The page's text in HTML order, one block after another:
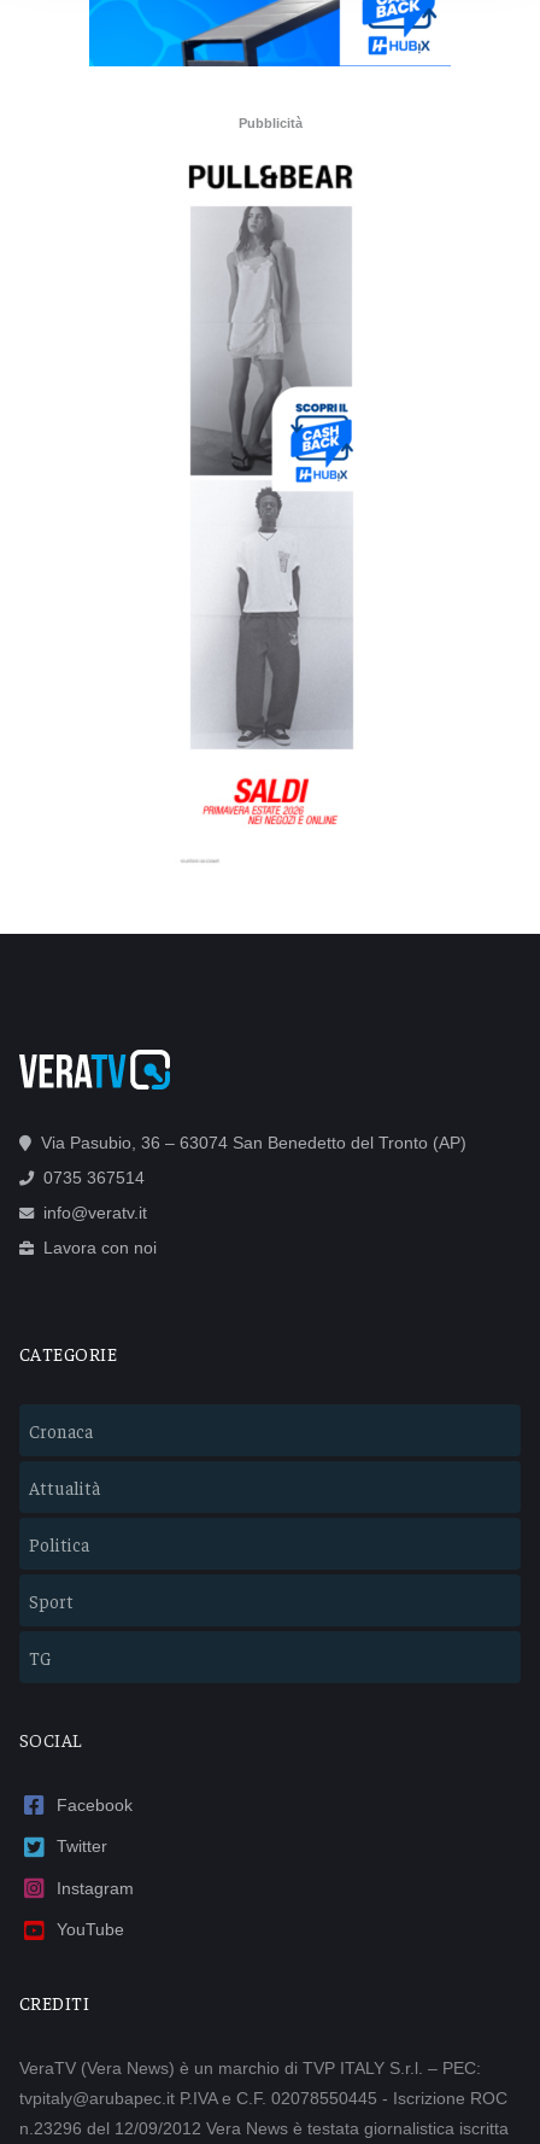
Pubblicità
Via Pasubio, 36 – 63074 San Benedetto del Tronto (AP)
0735 367514
info@veratv.it
Lavora con noi
CATEGORIE
Cronaca
Attualità
Politica
Sport
TG
SOCIAL
Facebook
Twitter
Instagram
YouTube
CREDITI
VeraTV (Vera News) è un marchio di TVP ITALY S.r.l. – PEC:
tvpitaly@arubapec.it P.IVA e C.F. 02078550445 - Iscrizione ROC
n.23296 del 12/09/2012 Vera News è testata giornalistica iscritta